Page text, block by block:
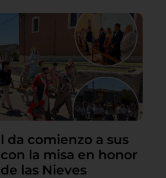
da comienzo a sus
la misa en honor
las Nieves